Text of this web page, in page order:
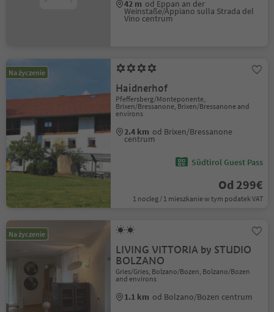
42 m od Eppan an der
Weinstaße/Appiano sulla Strada del
Vino centrum
Na życzenie
Haidnerhof
Pfeffersberg/Monteponente,
Brixen/Bressanone, Brixen/Bressanone and
environs
2.4 km od Brixen/Bressanone
centrum
Südtirol Guest Pass
Od 299€
1 nocleg / 1 mieszkanie w tym podatek VAT
Na życzenie
LIVING VITTORIA by STUDIO
BOLZANO
Gries/Gries, Bolzano/Bozen, Bolzano/Bozen
and environs
1.1 km od Bolzano/Bozen centrum